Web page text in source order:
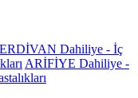
Dahiliye - İç
ARİFİYE Dahiliye -